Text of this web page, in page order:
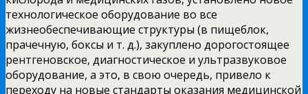
технологическое оборудование во все
жизнеобеспечивающие структуры (в пищеблок,
прачечную, боксы и т. д.), закуплено дорогостоящее
рентгеновское, диагностическое и ультразвуковое
оборудование, а это, в свою очередь, привело к
переходу на новые стандарты оказания медицинской